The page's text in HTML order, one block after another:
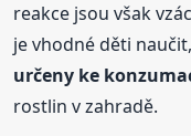
reakce jsou však
je vhodné děti
určeny ke
rostlin v zahradě.